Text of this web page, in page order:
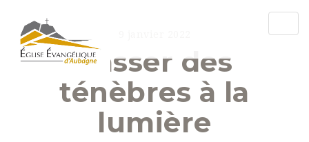
Passer des
ténèbres à la
lumière